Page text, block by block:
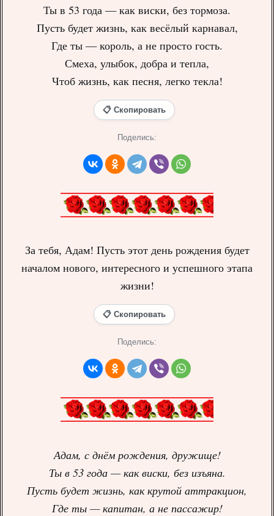
Ты в 53 года — как виски, без тормоза.
Пусть будет жизнь, как весёлый карнавал,
Где ты — король, а не просто гость.
Смеха, улыбок, добра и тепла,
Чтоб жизнь, как песня, легко текла!
📋 Скопировать
Поделись:
За тебя, Адам! Пусть этот день рождения будет
началом нового, интересного и успешного этапа
жизни!
📋 Скопировать
Поделись:
Адам, с днём рождения, дружище!
Ты в 53 года — как виски, без изъяна.
Пусть будет жизнь, как крутой аттракцион,
Где ты — капитан, а не пассажир!